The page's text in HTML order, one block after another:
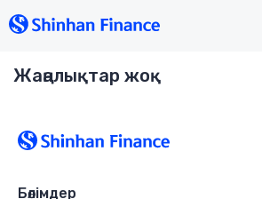
Жаңалықтар жоқ
Бөлімдер